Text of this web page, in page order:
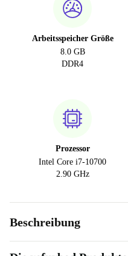
Arbeitsspeicher Größe
8.0 GB
DDR4
Prozessor
Intel Core i7-10700
2.90 GHz
Beschreibung